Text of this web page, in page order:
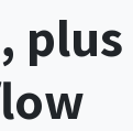
plus